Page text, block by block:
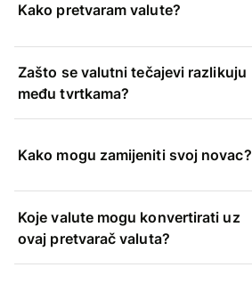
Kako pretvaram valute?
Zašto se valutni tečajevi razlikuju
među tvrtkama?
Kako mogu zamijeniti svoj novac?
Koje valute mogu konvertirati uz
ovaj pretvarač valuta?